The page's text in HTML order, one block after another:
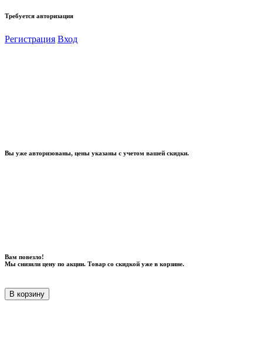
Требуется авторизация
Регистрация Вход
Вы уже авторизованы, цены указаны с учетом вашей скидки.
Вам повезло!
Мы снизили цену по акции. Товар со скидкой уже в корзине.
В корзину